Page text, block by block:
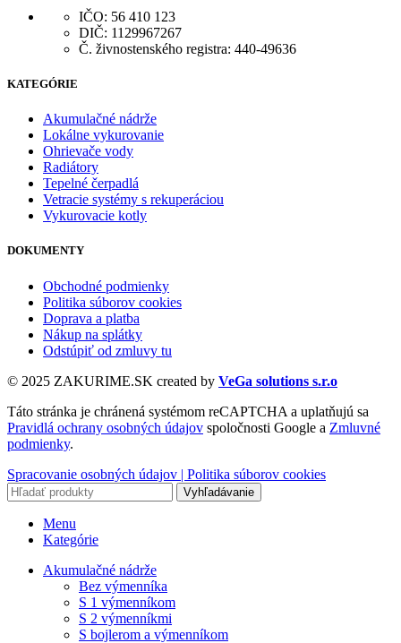
IČO: 56 410 123
DIČ: 1129967267
Č. živnostenského registra: 440-49636
KATEGÓRIE
Akumulačné nádrže
Lokálne vykurovanie
Ohrievače vody
Radiátory
Tepelné čerpadlá
Vetracie systémy s rekuperáciou
Vykurovacie kotly
DOKUMENTY
Obchodné podmienky
Politika súborov cookies
Doprava a platba
Nákup na splátky
Odstúpiť od zmluvy tu
© 2025 ZAKURIME.SK created by VeGa solutions s.r.o
Táto stránka je chránená systémom reCAPTCHA a uplatňujú sa
Pravidlá ochrany osobných údajov spoločnosti Google a Zmluvné
podmienky.
Spracovanie osobných údajov | Politika súborov cookies
Vyhľadávanie
Menu
Kategórie
Akumulačné nádrže
Bez výmenníka
S 1 výmenníkom
S 2 výmenníkmi
S bojlerom a výmenníkom